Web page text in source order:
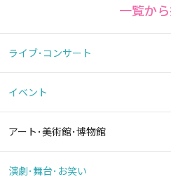
一覧か
ライブ･コンサート
イベント
アート･美術館･博物館
演劇･舞台･お笑い